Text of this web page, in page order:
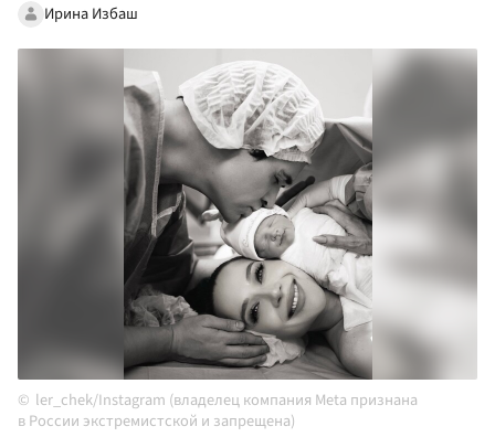
Ирина Избаш
ler_chek/Instagram (владелец компания Meta признана
в России экстремистской и запрещена)